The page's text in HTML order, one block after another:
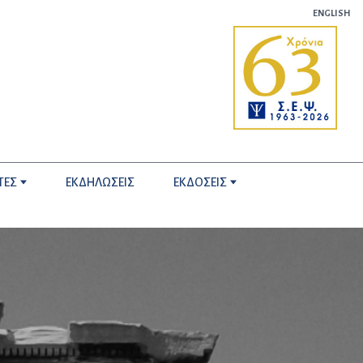
ENGLISH
ΕΚΔΗΛΩΣΕΙΣ ΕΚΔΟΣΕΙΣ